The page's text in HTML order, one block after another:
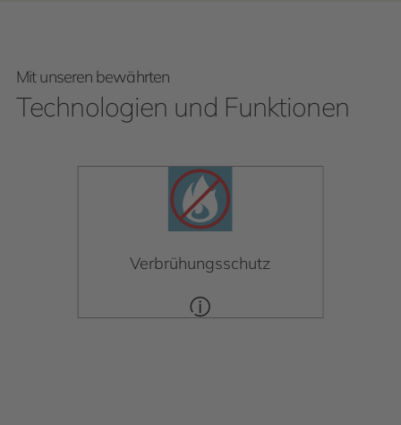
Mit unseren bewährten
Technologien und Funktionen
Verbrühungsschutz